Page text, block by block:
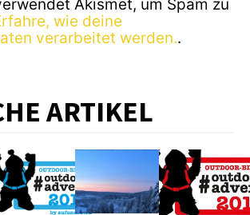
Akismet, um Spam zu
wie deine
verarbeitet werden..
ARTIKEL